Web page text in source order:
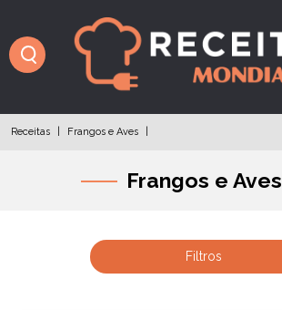
Receitas Frangos e Aves
Frangos e Aves
Filtros